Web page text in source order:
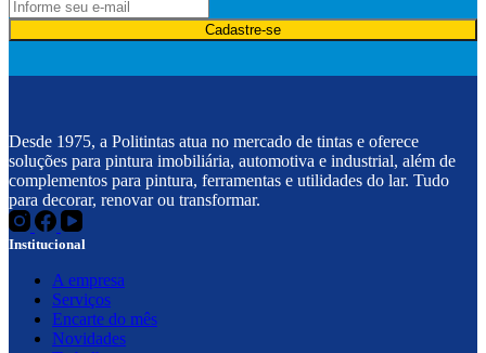
Cadastre-se
Desde 1975, a Politintas atua no mercado de tintas e oferece
soluções para pintura imobiliária, automotiva e industrial, além de
complementos para pintura, ferramentas e utilidades do lar. Tudo
para decorar, renovar ou transformar.
Institucional
A empresa
Serviços
Encarte do mês
Novidades